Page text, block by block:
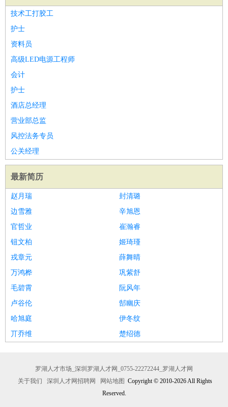
技术工打胶工
护士
资料员
高级LED电源工程师
会计
护士
酒店总经理
营业部总监
风控法务专员
公关经理
最新简历
赵月瑞
封清璐
边雪雅
辛旭恩
官哲业
崔瀚睿
钮文柏
姬琦瑾
戎章元
薛舞晴
万鸿桦
巩紫舒
毛碧霄
阮风年
卢谷伦
郜幽庆
哈旭庭
伊冬纹
丌乔维
楚绍德
罗湖人才市场_深圳罗湖人才网_0755-22272244_罗湖人才网
关于我们
深圳人才网招聘网 网站地图 Copyright © 2010-2026 All Rights
Reserved.